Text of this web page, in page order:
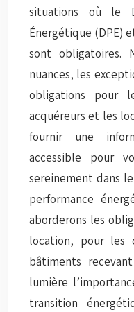
situations où le
Énergétique (DPE)
sont obligatoires.
nuances, les
obligations pour
acquéreurs et les
fournir une
accessible pour
sereinement dans
performance
aborderons les
location, pour les
bâtiments
lumière
transition